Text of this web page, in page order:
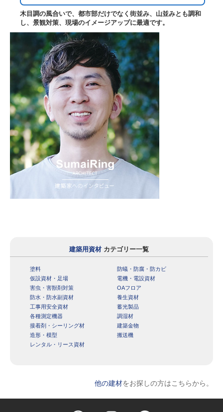
木目調の風合いで、都市部だけでなく街並み、山並みとも調和
し、景観対策、現場のイメージアップに最適です。
建築用資材 カテゴリー一覧
塗料
防蟻・防腐・防カビ
仮設資材・足場
電機・電設資材
害虫・害獣剤対策
OAフロア
防水・防水副資材
養生資材
工事用安全資材
蓄光製品
各種測定機器
調湿材
接着剤・シーリング材
建築金物
造形・模型
搬送機
レンタル・リース資材
他の建材をお探しの方はこちらから。